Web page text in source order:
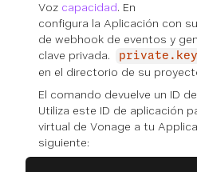
Voz capacidad. En
configura la Aplicación con
de webhook de eventos y
clave privada.
private.key
en el directorio de su
El comando devuelve un ID
Utiliza este ID de aplicación
virtual de Vonage a tu
siguiente: